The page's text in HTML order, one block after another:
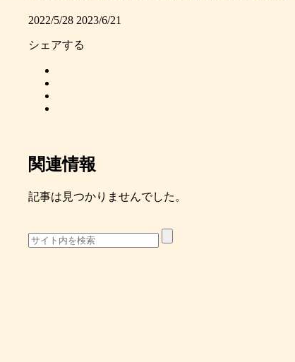
2022/5/28 2023/6/21
シェアする
関連情報
記事は見つかりませんでした。